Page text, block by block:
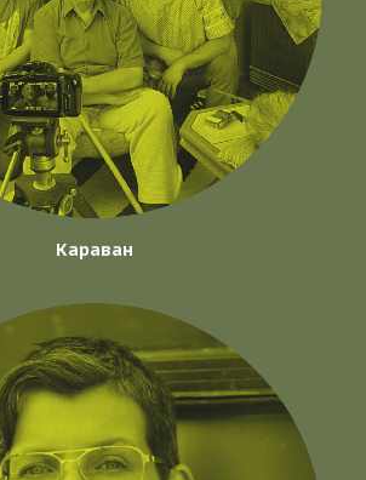
Караван